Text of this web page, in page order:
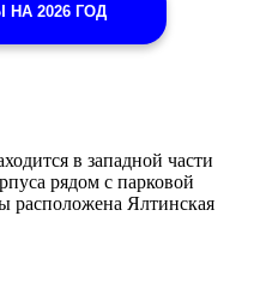
2026 ГОД
в западной части
рядом с парковой
расположена Ялтинская